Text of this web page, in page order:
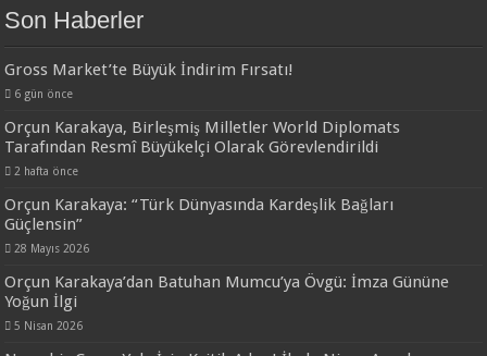
Son Haberler
Gross Market’te Büyük İndirim Fırsatı!
6 gün önce
Orçun Karakaya, Birleşmiş Milletler World Diplomats
Tarafından Resmî Büyükelçi Olarak Görevlendirildi
2 hafta önce
Orçun Karakaya: “Türk Dünyasında Kardeşlik Bağları
Güçlensin”
28 Mayıs 2026
Orçun Karakaya’dan Batuhan Mumcu’ya Övgü: İmza Gününe
Yoğun İlgi
5 Nisan 2026